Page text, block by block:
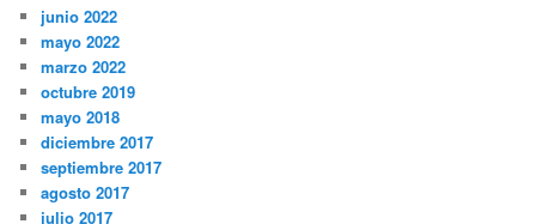
junio 2022
mayo 2022
marzo 2022
octubre 2019
mayo 2018
diciembre 2017
septiembre 2017
agosto 2017
julio 2017